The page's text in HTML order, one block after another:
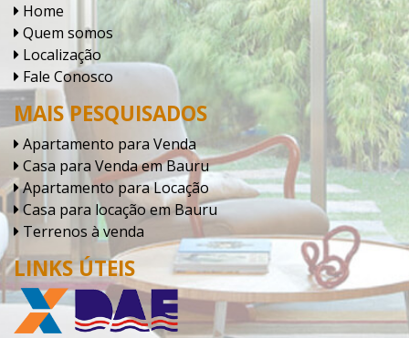
Home
Quem somos
Localização
Fale Conosco
MAIS PESQUISADOS
Apartamento para Venda
Casa para Venda em Bauru
Apartamento para Locação
Casa para locação em Bauru
Terrenos à venda
LINKS ÚTEIS